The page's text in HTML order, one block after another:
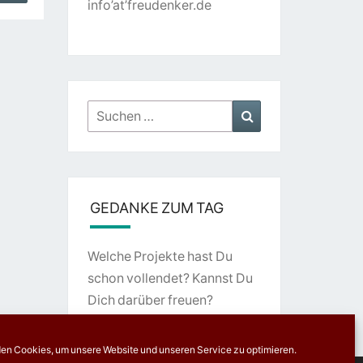
Cookies, um unsere Website und unseren Service zu optimieren.
info’at’freudenker.de
Suchen
nach:
GEDANKE ZUM TAG
Welche Projekte hast Du
schon vollendet? Kannst Du
Dich darüber freuen?